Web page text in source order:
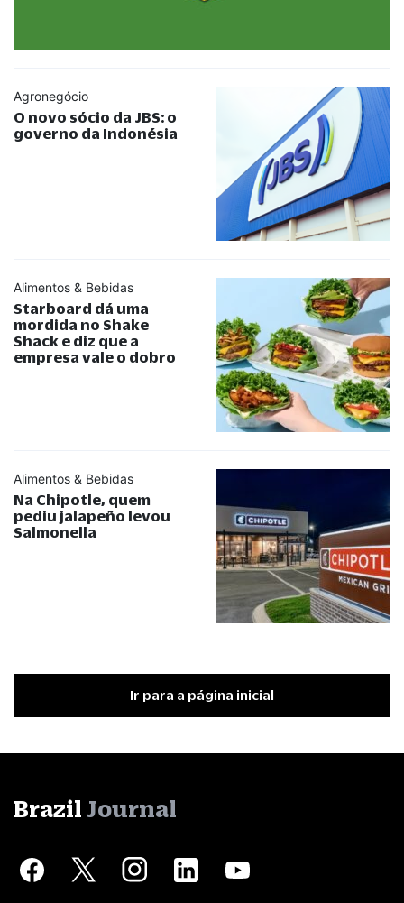
Agronegócio
O novo sócio da JBS: o
governo da Indonésia
Alimentos & Bebidas
Starboard dá uma
mordida no Shake
Shack e diz que a
empresa vale o dobro
Alimentos & Bebidas
Na Chipotle, quem
pediu jalapeño levou
Salmonella
Ir para a página inicial
Brazil Journal